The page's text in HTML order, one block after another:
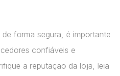
forma segura, é importante
confiáveis e
a reputação da loja, leia